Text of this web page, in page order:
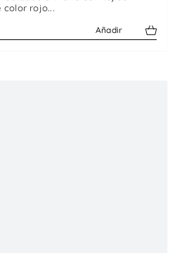
color rojo...
Añadir